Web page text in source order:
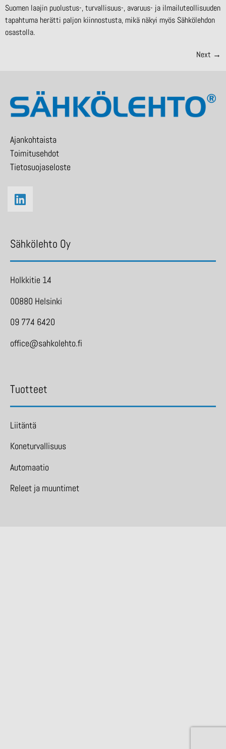
Suomen laajin puolustus-, turvallisuus-, avaruus- ja ilmailuteollisuuden
tapahtuma herätti paljon kiinnostusta, mikä näkyi myös Sähkölehdon
osastolla.
Next →
Ajankohtaista
Toimitusehdot
Tietosuojaseloste
Sähkölehto Oy
Holkkitie 14
00880 Helsinki
09 774 6420
office@sahkolehto.fi
Tuotteet
Liitäntä
Koneturvallisuus
Automaatio
Releet ja muuntimet